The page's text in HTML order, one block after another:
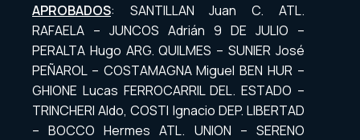
APROBADOS: SANTILLAN Juan C. ATL.
RAFAELA – JUNCOS Adrián 9 DE JULIO –
PERALTA Hugo ARG. QUILMES – SUNIER José
PEÑAROL – COSTAMAGNA Miguel BEN HUR –
GHIONE Lucas FERROCARRIL DEL. ESTADO –
TRINCHERI Aldo, COSTI Ignacio DEP. LIBERTAD
– BOCCO Hermes ATL. UNION – SERENO